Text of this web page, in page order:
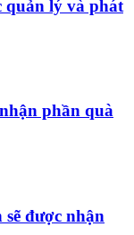
quản lý và phát
phần quà
được nhận